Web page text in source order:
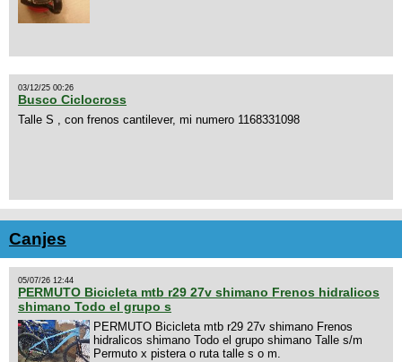
03/12/25 00:26
Busco Ciclocross
Talle S , con frenos cantilever, mi numero 1168331098
Canjes
05/07/26 12:44
PERMUTO Bicicleta mtb r29 27v shimano Frenos hidralicos
shimano Todo el grupo s
PERMUTO Bicicleta mtb r29 27v shimano Frenos
hidralicos shimano Todo el grupo shimano Talle s/m
Permuto x pistera o ruta talle s o m.